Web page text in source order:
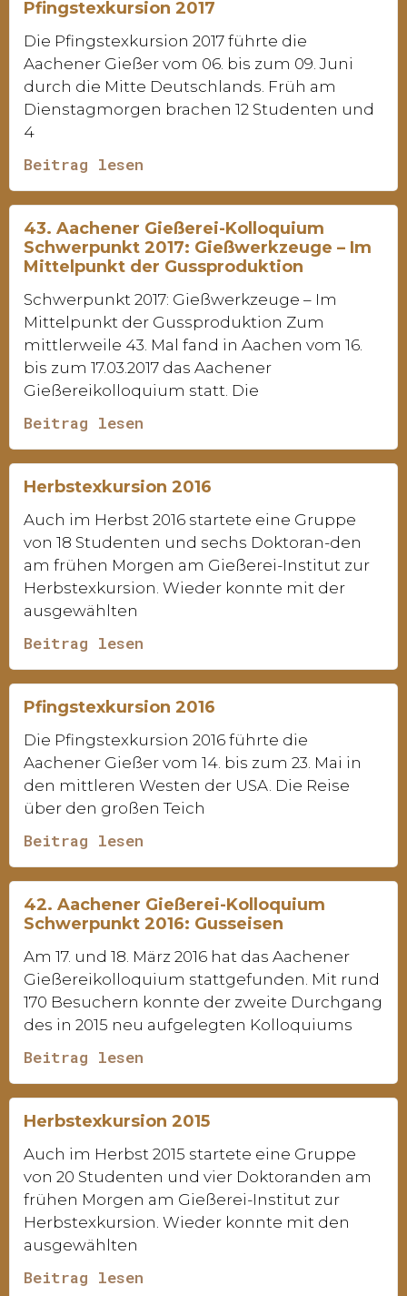
Pfingstexkursion 2017
Die Pfingstexkursion 2017 führte die
Aachener Gießer vom 06. bis zum 09. Juni
durch die Mitte Deutschlands. Früh am
Dienstagmorgen brachen 12 Studenten und
4
Beitrag lesen
43. Aachener Gießerei-Kolloquium
Schwerpunkt 2017: Gießwerkzeuge – Im
Mittelpunkt der Gussproduktion
Schwerpunkt 2017: Gießwerkzeuge – Im
Mittelpunkt der Gussproduktion Zum
mittlerweile 43. Mal fand in Aachen vom 16.
bis zum 17.03.2017 das Aachener
Gießereikolloquium statt. Die
Beitrag lesen
Herbstexkursion 2016
Auch im Herbst 2016 startete eine Gruppe
von 18 Studenten und sechs Doktoran-den
am frühen Morgen am Gießerei-Institut zur
Herbstexkursion. Wieder konnte mit der
ausgewählten
Beitrag lesen
Pfingstexkursion 2016
Die Pfingstexkursion 2016 führte die
Aachener Gießer vom 14. bis zum 23. Mai in
den mittleren Westen der USA. Die Reise
über den großen Teich
Beitrag lesen
42. Aachener Gießerei-Kolloquium
Schwerpunkt 2016: Gusseisen
Am 17. und 18. März 2016 hat das Aachener
Gießereikolloquium stattgefunden. Mit rund
170 Besuchern konnte der zweite Durchgang
des in 2015 neu aufgelegten Kolloquiums
Beitrag lesen
Herbstexkursion 2015
Auch im Herbst 2015 startete eine Gruppe
von 20 Studenten und vier Doktoranden am
frühen Morgen am Gießerei-Institut zur
Herbstexkursion. Wieder konnte mit den
ausgewählten
Beitrag lesen